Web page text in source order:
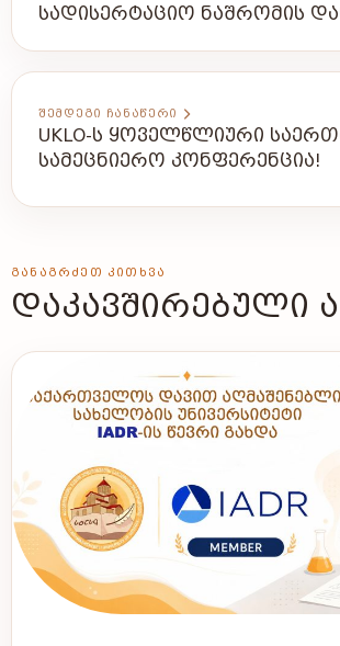
ᲡᲐᲓᲘᲡᲔᲠᲢᲐᲪᲘᲝ ᲜᲐᲨᲠᲝᲛᲘᲡ
ᲨᲔᲛᲓᲔᲒᲘ ᲩᲐᲜᲐᲬᲔᲠᲘ
UKLO-Ს ᲧᲝᲕᲔᲚᲬᲚᲘᲣᲠᲘ
ᲡᲐᲛᲔᲪᲜᲘᲔᲠᲝ ᲙᲝᲜᲤᲔᲠᲔᲜᲪᲘᲐ!
ᲒᲐᲜᲐᲒᲠᲫᲔᲗ ᲙᲘᲗᲮᲕᲐ
ᲓᲐᲙᲐᲕᲨᲘᲠᲔᲑᲣᲚᲘ